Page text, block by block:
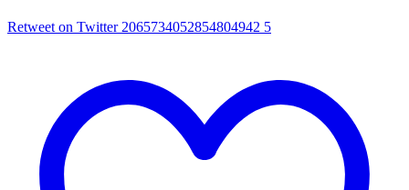
Retweet on Twitter 2065734052854804942 5